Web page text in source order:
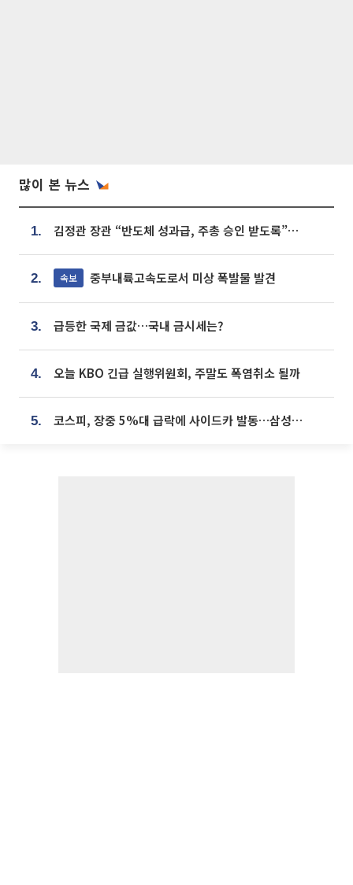
많이 본 뉴스
1. 김정관 장관 “반도체 성과급, 주총 승인 받도록”…상법·자본시장법 개정 시사
2. 속보 중부내륙고속도로서 미상 폭발물 발견
3. 급등한 국제 금값…국내 금시세는?
4. 오늘 KBO 긴급 실행위원회, 주말도 폭염취소 될까
5. 코스피, 장중 5%대 급락에 사이드카 발동…삼성·SK 동반 폭락